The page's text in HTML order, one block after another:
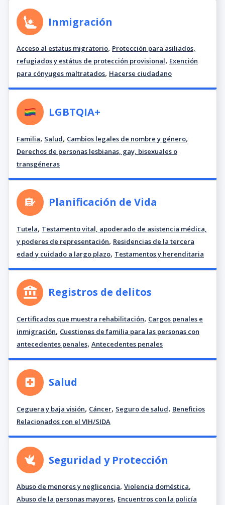
Inmigración
Acceso al estatus migratorio, Protección para asiliados,
refugiados y estátus de protección provisional, Exención
para cónyuges maltratados, Hacerse ciudadano
LGBTQIA+
Familia, Salud, Cambios legales de nombre y género,
Derechos de personas lesbianas, gay, bisexuales o
transgéneras
Planificación de Vida
Tutela, Testamento vital, apoderado de asistencia médica,
y poderes de representación, Residencias de la tercera
edad y cuidado a largo plazo, Testamentos y herenditaria
Registros de delitos
Certificados que muestra rehabilitación, Cargos penales e
inmigración, Cuestiones de familia para las personas con
antecedentes penales, Antecedentes penales
Salud
Ceguera y baja visión, Cáncer, Seguro de salud, Beneficios
Relacionados con el VIH/SIDA
Seguridad y Protección
Abuso de menores y neglicencia, Violencia doméstica,
Abuso de la personas mayores, Encuentros con la policía